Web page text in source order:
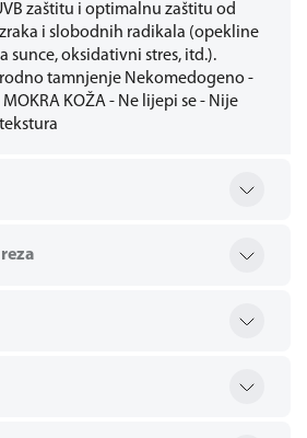
zaštitu i optimalnu zaštitu od
i slobodnih radikala (opekline
sunce, oksidativni stres, itd.).
tamnjenje Nekomedogeno -
KOŽA - Ne lijepi se - Nije